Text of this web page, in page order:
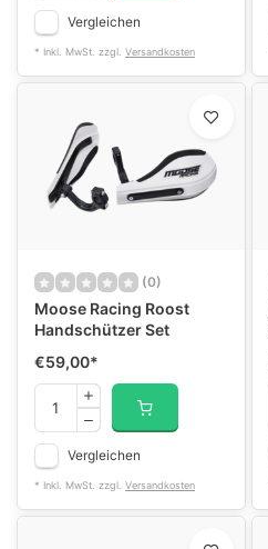
Vergleichen
* Inkl. MwSt. zzgl. Versandkosten
(0)
Moose Racing Roost
Handschützer Set
€59,00*
Vergleichen
* Inkl. MwSt. zzgl. Versandkosten